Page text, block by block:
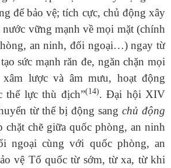
để bảo vệ; tích cực, chủ động xây
vững mạnh về mọi mặt (chính
an ninh, đối ngoại…) ngay từ
sức mạnh răn đe, ngăn chặn mọi
lược và âm mưu, hoạt động
thế lực thù địch”(14). Đại hội XIV
từ thế bị động sang chủ động
chặt chẽ giữa quốc phòng, an ninh
ngoại cùng với quốc phòng, an
vệ Tổ quốc từ sớm, từ xa, từ khi